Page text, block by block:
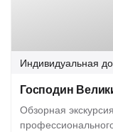
Индивидуальная
Господин
Обзорная